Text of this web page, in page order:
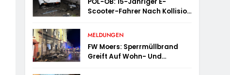
Scooter-Fahrer Nach Kollision
Schwer Verletzt
MELDUNGEN
FW Moers: Sperrmüllbrand
Greift Auf Wohn- Und